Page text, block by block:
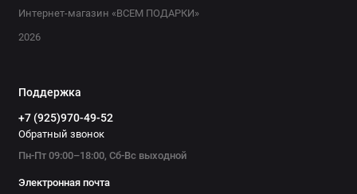
Интернет-магазин «ВСЕМ ПОДАРКИ»
2026
Поддержка
+7 (925)970-49-52
Обратный звонок
Пн-Пт 09:00–18:00, Сб-Вс выходной
Электронная почта